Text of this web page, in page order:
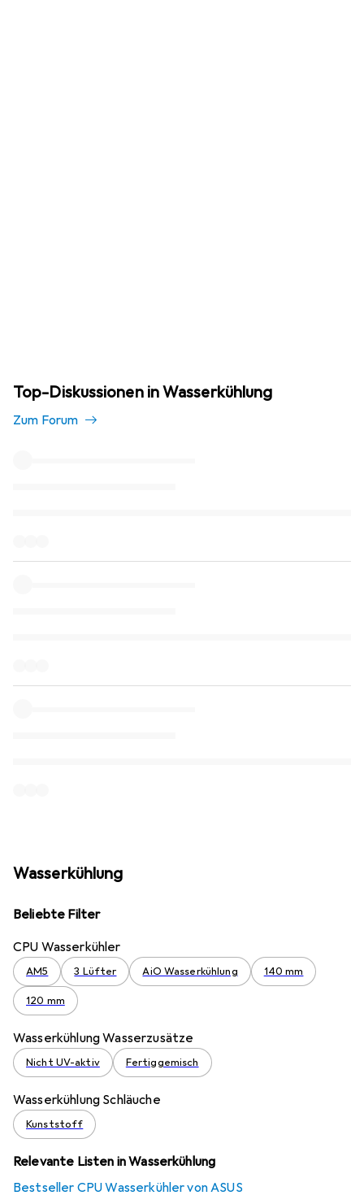
Top-Diskussionen in Wasserkühlung
Zum Forum
Wasserkühlung
Beliebte Filter
CPU Wasserkühler
AM5 3 Lüfter AiO Wasserkühlung 140 mm
120 mm
Wasserkühlung Wasserzusätze
Nicht UV-aktiv Fertiggemisch
Wasserkühlung Schläuche
Kunststoff
Relevante Listen in Wasserkühlung
Bestseller CPU Wasserkühler von ASUS